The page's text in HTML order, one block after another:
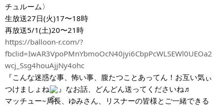
チュルーム〉
生放送27日(火)17〜18時
再放送5/1(土)20〜21時
https://balloon-r.com/?
fbclid=IwAR3VpoPMnYbmoOcN40jyi6CbpPcWLSEWl0UEOa2
wcj_Ssg4houAjjNy4ohc
『こんな迷惑な事、怖い事、腹たつことあってん！お互い気ぃ
つけましょね
』なお話、どんどん送ってくださいね♬
マッチュー~局長、ゆみさん、リスナーの皆様とご一緒できる